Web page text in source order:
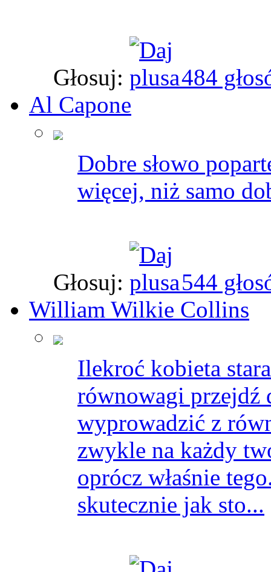
Głosuj:
484
Al Capone
Dobre słowo
więcej, niż samo
Głosuj:
544
William Wilkie Collins
Ilekroć kobieta
równowagi przejdź
wyprowadzić z
zwykle na każdy
oprócz właśnie
skutecznie jak sto...